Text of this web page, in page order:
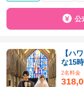
公
【ハ
な15
2名料金